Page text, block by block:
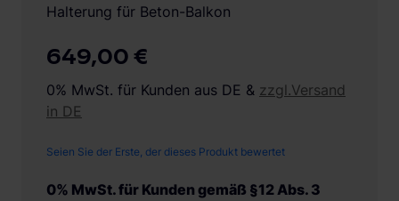
649,00 €
0% MwSt. für Kunden aus DE & zzgl.Versand
in DE
Seien Sie der Erste, der dieses Produkt bewertet
0% MwSt. für Kunden gemäß §12 Abs. 3
Halterung für Beton-Balkon